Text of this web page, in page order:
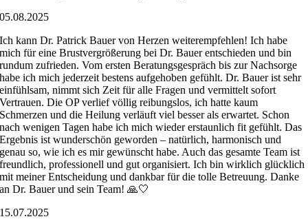
05.08.2025
Ich kann Dr. Patrick Bauer von Herzen weiterempfehlen! Ich habe
mich für eine Brustvergrößerung bei Dr. Bauer entschieden und bin
rundum zufrieden. Vom ersten Beratungsgespräch bis zur Nachsorge
habe ich mich jederzeit bestens aufgehoben gefühlt. Dr. Bauer ist sehr
einfühlsam, nimmt sich Zeit für alle Fragen und vermittelt sofort
Vertrauen. Die OP verlief völlig reibungslos, ich hatte kaum
Schmerzen und die Heilung verläuft viel besser als erwartet. Schon
nach wenigen Tagen habe ich mich wieder erstaunlich fit gefühlt. Das
Ergebnis ist wunderschön geworden – natürlich, harmonisch und
genau so, wie ich es mir gewünscht habe. Auch das gesamte Team ist
freundlich, professionell und gut organisiert. Ich bin wirklich glücklich
mit meiner Entscheidung und dankbar für die tolle Betreuung. Danke
an Dr. Bauer und sein Team! 🙏🤍
15.07.2025